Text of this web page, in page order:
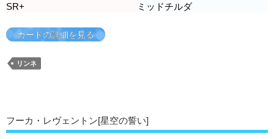
SR+
ミッドチルダ
カードの詳細を見る
リンネ
フーカ・レヴェントン[星空の誓い]